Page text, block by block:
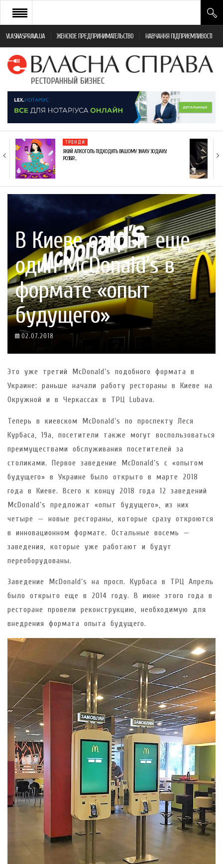
VLASNASPRAVA.UA ЖЕНСКОЕ ПРЕДПРИНИМАТЕЛЬСТВО НАВЧАННЯ ПІДПРИЄМЛИВОСТІ
НОВИНИ РЕСТОРАННОГО БІЗНЕСУ
ЯК ВІДКРИТИ ТА УСПІШНО КЕРУВАТИ
МОНІТОРИНГ ЗАКОНОДАВСТВА
ФРАНЧАЙЗИНГ
КНИГИ
ТРЕНДИ
ЯКИЙ АЛКОГОЛЬ ПІДХОДИТЬ ВАШОМУ ЗНАКУ ЗОДІАКУ:
РОЗБІР…
В Киеве открыт еще
один McDonald’s в
формате «опыт
будущего»
02.07.2018
Это уже третий McDonald’s подобного формата в
Украине: раньше начали работу рестораны в Киеве на
Окружной и в Черкассах в ТРЦ Lubava.
Теперь в киевском McDonald’s по проспекту Леся
Курбаса, 19а, посетители также могут воспользоваться
преимуществами обслуживания посетителей за
столиками. Первое заведение McDonald’s с «опытом
будущего» в Украине было открыто в марте 2018
года в Киеве. Всего к концу 2018 года 12 заведений
McDonald’s предложат «опыт будущего», из них
четыре — новые рестораны, которые сразу откроются
в инновационном формате. Остальные восемь —
заведения, которые уже работают и будут
переоборудованы.
Заведение McDonald’s на просп. Курбаса в ТРЦ Апрель
было открыто еще в 2014 году. В июне этого года в
ресторане провели реконструкцию, необходимую для
внедрения формата опыта будущего.